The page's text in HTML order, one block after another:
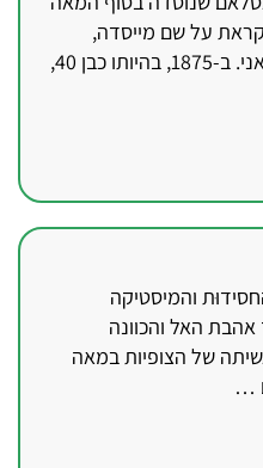
על שם מייסדה,
מירזא ע'ולאם אחמד אל-קדיאני. ב-1875, בהיותו כבן 40,
והמיסטיקה
האל והכוונה
של הצופיות במאה
…